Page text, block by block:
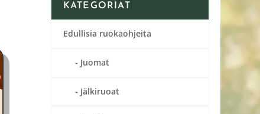
KATEGORIAT
Edullisia ruokaohjeita
Juomat
Jälkiruoat